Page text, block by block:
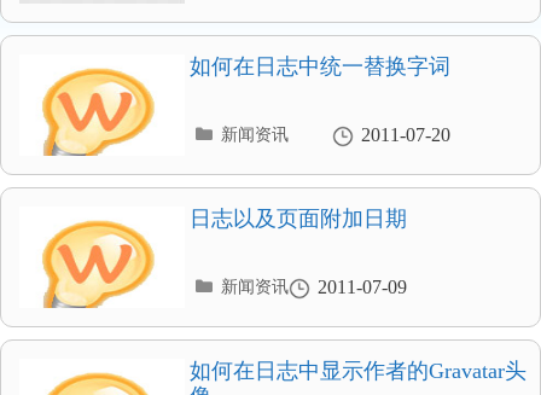
录
如何在日志中统一替换字词
2011-07-20
分
录
新闻资讯
日志以及页面附加日期
2011-07-09
分
录
新闻资讯
如何在日志中显示作者的Gravatar头